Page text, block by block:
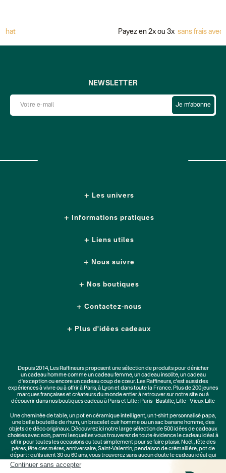
Payez en 2x ou 3x sans frais avec Alma
Les univers
Informations pratiques
Liens utiles
NEWSLETTER
Je m'abonne
Nous suivre
Nos boutiques
Contactez-nous
Plus d'idées cadeaux
Depuis 2014, Les Raffineurs proposent une sélection de produits pour dénicher
uncadeau hommecomme un cadeau femme, uncadeau insolite, uncadeau
d'exceptionou encore un cadeau coup de cœur. Les Raffineurs, c'est aussi des
expériences à vivreou à offrir à Paris, à Lyon et dans toute la France. Plus de200 jeunes
marquesfrançaises et créateurs du monde entier à retrouver sur notre site ou à
découvrir dans nos boutiques cadeau à Paris et Lille : Paris - Bastille, Lille - Vieux Lille
Unecheminée de table, unpot en céramique intelligent, unt-shirt personnalisé papa,
une belle bouteille de rhum, un bracelet cuir hommeou unsac banane homme, des
objets de déco originaux. Découvrez ici notre large sélection de500 idées de cadeaux
choisies avec soin, parmi lesquelles vous trouverez de toute évidence le cadeau idéal à
offrir pour toutes les occasions ou tout simplement pour se faire plaisir. Noël,fête des
pères,fête des mères,anniversaire,Saint-Valentin,pendaison de crémaillère, pot de
départ : qu'ils aient 30 ou 60 ans, vous trouverez sans aucun doute le cadeau idéal qui